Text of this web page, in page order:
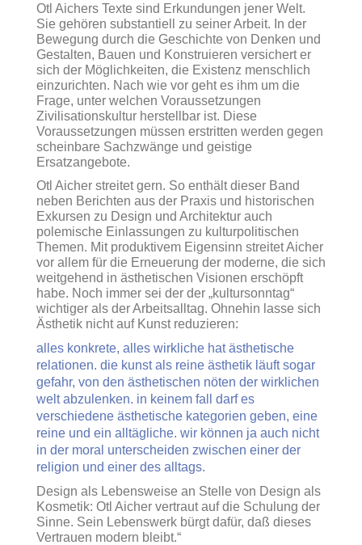
Otl Aichers Texte sind Erkundungen jener Welt.
Sie gehören substantiell zu seiner Arbeit. In der
Bewegung durch die Geschichte von Denken und
Gestalten, Bauen und Konstruieren versichert er
sich der Möglichkeiten, die Existenz menschlich
einzurichten. Nach wie vor geht es ihm um die
Frage, unter welchen Voraussetzungen
Zivilisationskultur herstellbar ist. Diese
Voraussetzungen müssen erstritten werden gegen
scheinbare Sachzwänge und geistige
Ersatzangebote.
Otl Aicher streitet gern. So enthält dieser Band
neben Berichten aus der Praxis und historischen
Exkursen zu Design und Architektur auch
polemische Einlassungen zu kulturpolitischen
Themen. Mit produktivem Eigensinn streitet Aicher
vor allem für die Erneuerung der moderne, die sich
weitgehend in ästhetischen Visionen erschöpft
habe. Noch immer sei der der „kultursonntag“
wichtiger als der Arbeitsalltag. Ohnehin lasse sich
Ästhetik nicht auf Kunst reduzieren:
alles konkrete, alles wirkliche hat ästhetische
relationen. die kunst als reine ästhetik läuft sogar
gefahr, von den ästhetischen nöten der wirklichen
welt abzulenken. in keinem fall darf es
verschiedene ästhetische kategorien geben, eine
reine und ein alltägliche. wir können ja auch nicht
in der moral unterscheiden zwischen einer der
religion und einer des alltags.
Design als Lebensweise an Stelle von Design als
Kosmetik: Otl Aicher vertraut auf die Schulung der
Sinne. Sein Lebenswerk bürgt dafür, daß dieses
Vertrauen modern bleibt.“